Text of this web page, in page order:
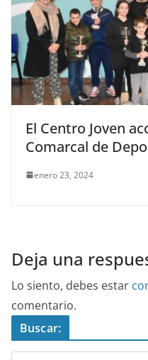
El Centro Joven
Comarcal de
enero 23, 2024
Deja una
Lo siento, debes estar
comentario.
Buscar: